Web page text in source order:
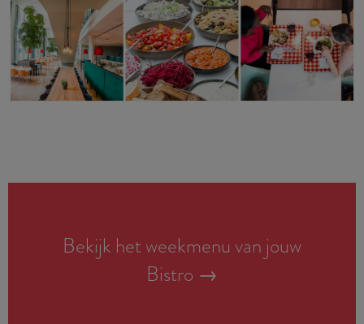
Bekijk het weekmenu van jouw
Bistro →